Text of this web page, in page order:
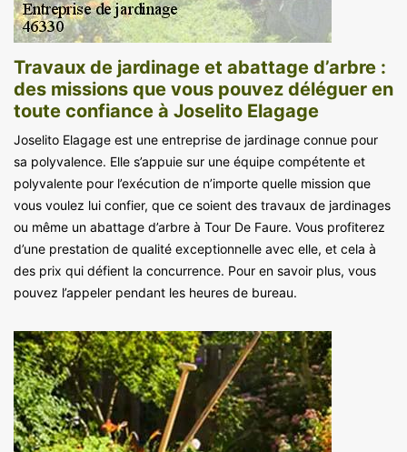
Travaux de jardinage et abattage d’arbre :
des missions que vous pouvez déléguer en
toute confiance à Joselito Elagage
Joselito Elagage est une entreprise de jardinage connue pour
sa polyvalence. Elle s’appuie sur une équipe compétente et
polyvalente pour l’exécution de n’importe quelle mission que
vous voulez lui confier, que ce soient des travaux de jardinages
ou même un abattage d’arbre à Tour De Faure. Vous profiterez
d’une prestation de qualité exceptionnelle avec elle, et cela à
des prix qui défient la concurrence. Pour en savoir plus, vous
pouvez l’appeler pendant les heures de bureau.